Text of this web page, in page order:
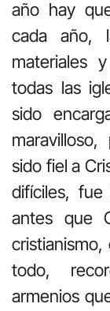
año hay
cada año,
materiales
todas las
sido
sido fiel a
difíciles,
antes que
todo,
armenios